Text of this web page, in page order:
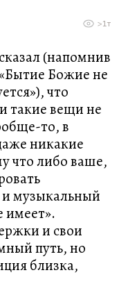
>1т
(напомнив
Божие не
что
такие вещи не
то, в
никакие
что либо ваше,
и музыкальный
имеет».
и свои
путь, но
близка,